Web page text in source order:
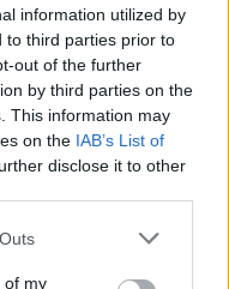
information utilized by
to third parties prior to
out of the further
by third parties on the
This information may
on the IAB’s List of
disclose it to other
of my